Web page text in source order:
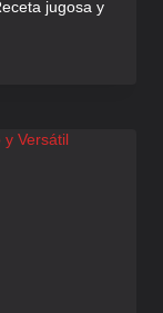
jugosa y